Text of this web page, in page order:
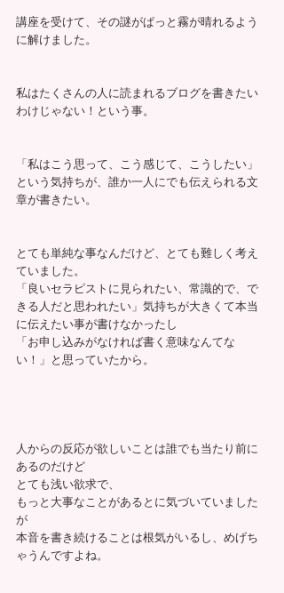
講座を受けて、その謎がぱっと霧が晴れるよう
に解けました。
私はたくさんの人に読まれるブログを書きたい
わけじゃない！という事。
「私はこう思って、こう感じて、こうしたい」
という気持ちが、誰か一人にでも伝えられる文
章が書きたい。
とても単純な事なんだけど、とても難しく考え
ていました。
「良いセラピストに見られたい、常識的で、で
きる人だと思われたい」気持ちが大きくて本当
に伝えたい事が書けなかったし
「お申し込みがなければ書く意味なんてな
い！」と思っていたから。
人からの反応が欲しいことは誰でも当たり前に
あるのだけど
とても浅い欲求で、
もっと大事なことがあるとに気づいていました
が
本音を書き続けることは根気がいるし、めげち
ゃうんですよね。